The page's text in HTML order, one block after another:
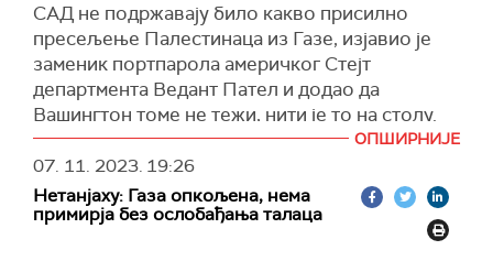
САД не подржавају било какво присилно
пресељење Палестинаца из Газе, изјавио је
заменик портпарола америчког Стејт
департмента Ведант Пател и додао да
Вашингтон томе не тежи, нити је то на столу.
Пател је, такође, рекао да се Вашингтон
противи било каквој "поновној окупацији"
Газе од стране Израела.
ОПШИРНИЈЕ
07. 11. 2023. 19:26
Нетанјаху: Газа опкољена, нема
примирја без ослобађања талаца